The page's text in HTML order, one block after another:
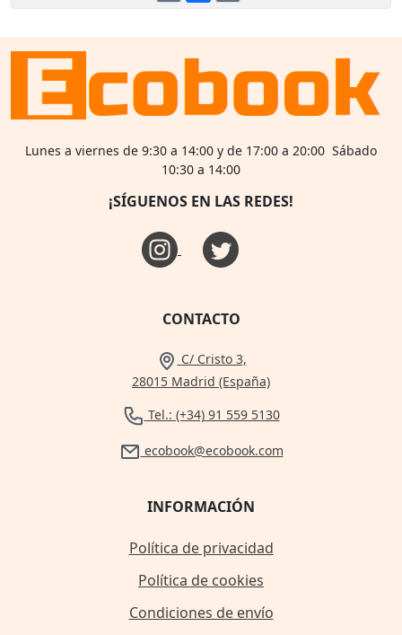
Lunes a viernes de 9:30 a 14:00 y de 17:00 a 20:00 Sábado
10:30 a 14:00
¡SÍGUENOS EN LAS REDES!
CONTACTO
C/ Cristo 3,
28015 Madrid (España)
Tel.: (+34) 91 559 5130
ecobook@ecobook.com
INFORMACIÓN
Política de privacidad
Política de cookies
Condiciones de envío